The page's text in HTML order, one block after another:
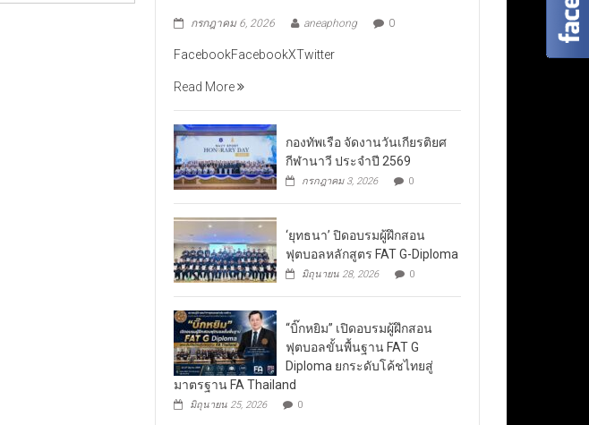
กรกฎาคม 6, 2026 aneaphong 0
FacebookFacebookXTwitter
Read More
กองทัพเรือ จัดงานวันเกียรติยศ
กีฬานาวี ประจำปี 2569
กรกฎาคม 3, 2026 0
‘ยุทธนา’ ปิดอบรมผู้ฝึกสอน
ฟุตบอลหลักสูตร FAT G-Diploma
มิถุนายน 28, 2026 0
“บิ๊กหยิม” เปิดอบรมผู้ฝึกสอน
ฟุตบอลขั้นพื้นฐาน FAT G
Diploma ยกระดับโค้ชไทยสู่
มาตรฐาน FA Thailand
มิถุนายน 25, 2026 0